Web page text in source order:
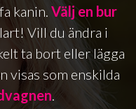
kanin. Välj en bur
Vill du ändra i
ta bort eller lägga
visas som enskilda
.